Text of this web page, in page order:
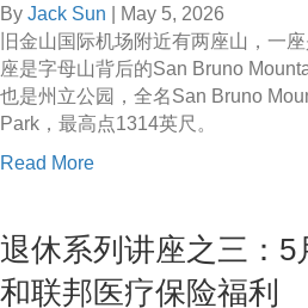
效
促
进
大
学
n
h
a
r
t
d
w
讲
座
：
5
月
8
休
医
疗
By Jack Sun
May 5, 2026
旧金山国际机场附近有两座山，一
座是字母山背后的San Bruno
也是州立公园，全名San Bruno
Park，最高点1314英尺。
Read Morea
u
相
退休系列讲座之三：5
和联邦医疗保险福利